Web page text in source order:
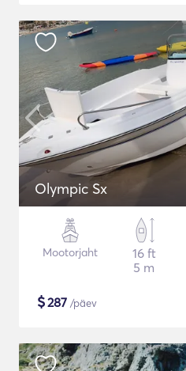
Olympic Sx
Mootorjaht
16 ft
5 m
$287 /päev